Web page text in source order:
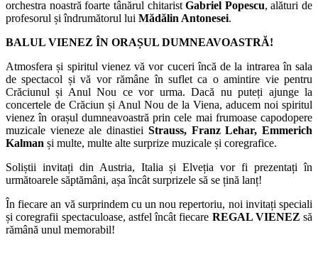
orchestra noastră foarte tânărul chitaristGabriel Popescu, alături de
profesorul și îndrumătorul lui Mădălin Antonesei.
BALUL VIENEZ ÎN ORAȘUL DUMNEAVOASTRĂ!
Atmosfera și spiritul vienez vă vor cuceri încă de la intrarea în sala
de spectacol și vă vor rămâne în suflet ca o amintire vie pentru
Crăciunul și Anul Nou ce vor urma. Dacă nu puteți ajunge la
concertele de Crăciun și Anul Nou de la Viena, aducem noi spiritul
vienez în orașul dumneavoastră prin cele mai frumoase capodopere
muzicale vieneze ale dinastiei Strauss, Franz Lehar, Emmerich
Kalman și multe, multe alte surprize muzicale și coregrafice.
Soliștii invitați din Austria, Italia și Elveția vor fi prezentați în
următoarele săptămâni, așa încât surprizele să se țină lanț!
În fiecare an vă surprindem cu un nou repertoriu, noi invitați speciali
și coregrafii spectaculoase, astfel încât fiecare REGAL VIENEZ să
rămână unul memorabil!